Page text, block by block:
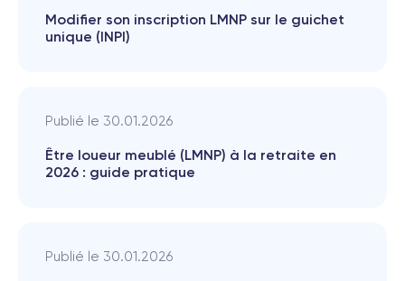
Modifier son inscription LMNP sur le guichet
unique (INPI)
Publié le 30.01.2026
Être loueur meublé (LMNP) à la retraite en
2026 : guide pratique
Publié le 30.01.2026